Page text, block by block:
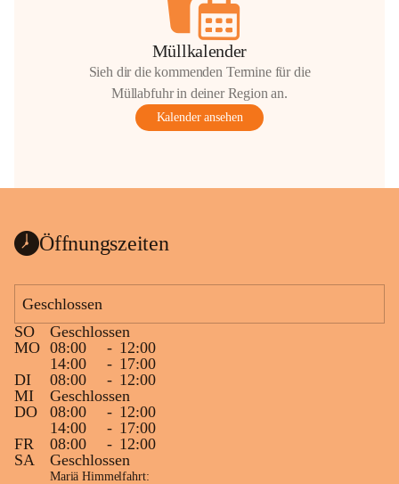
Müllkalender
Sieh dir die kommenden Termine für die
Müllabfuhr in deiner Region an.
Kalender ansehen
Öffnungszeiten
Geschlossen
SO
Geschlossen
MO 08:00 - 12:00
14:00
- 17:00
DI
08:00 - 12:00
MI
Geschlossen
DO
08:00 - 12:00
14:00
- 17:00
FR
08:00 - 12:00
SA
Geschlossen
Mariä Himmelfahrt: